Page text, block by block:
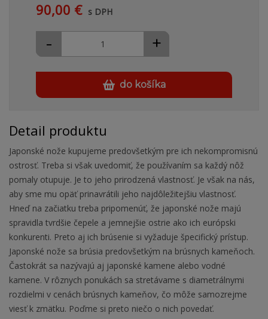
90,00 € s DPH
+
-
do košíka
Detail produktu
Japonské nože kupujeme predovšetkým pre ich nekompromisnú
ostrosť. Treba si však uvedomiť, že používaním sa každý nôž
pomaly otupuje. Je to jeho prirodzená vlastnosť. Je však na nás,
aby sme mu opäť prinavrátili jeho najdôležitejšiu vlastnosť.
Hneď na začiatku treba pripomenúť, že japonské nože majú
spravidla tvrdšie čepele a jemnejšie ostrie ako ich európski
konkurenti. Preto aj ich brúsenie si vyžaduje špecifický prístup.
Japonské nože sa brúsia predovšetkým na brúsnych kameňoch.
Častokrát sa nazývajú aj japonské kamene alebo vodné
kamene. V rôznych ponukách sa stretávame s diametrálnymi
rozdielmi v cenách brúsnych kameňov, čo môže samozrejme
viesť k zmätku. Poďme si preto niečo o nich povedať.